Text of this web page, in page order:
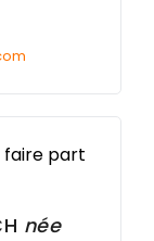
faire part
née